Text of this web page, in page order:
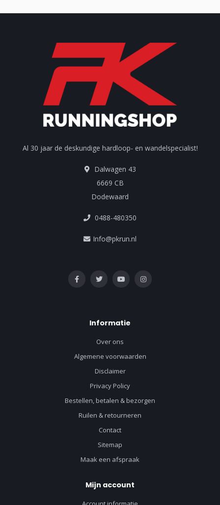
Al 30 jaar de deskundige hardloop- en wandelspecialist!
Dalwagen 43
6669 CB
Dodewaard
0488-480350
Info@pkrun.nl
Informatie
Over ons
Algemene voorwaarden
Disclaimer
Privacy Policy
Bestellen, betalen & bezorgen
Ruilen & retourneren
Contact
Sitemap
Maak een afspraak
Mijn account